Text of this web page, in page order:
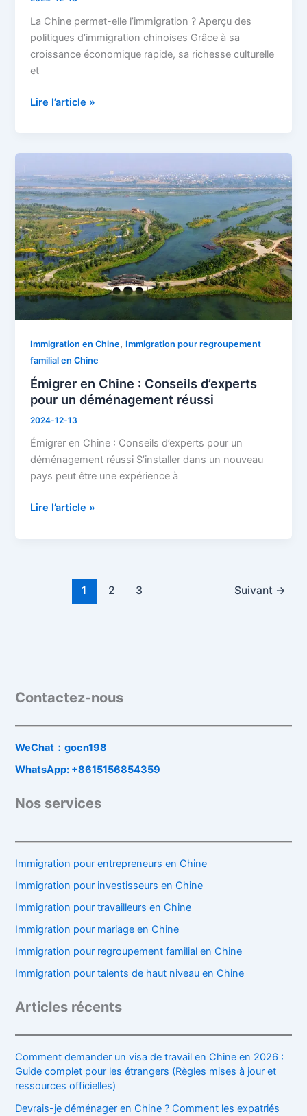
La Chine permet-elle l’immigration ? Aperçu des
politiques d’immigration chinoises Grâce à sa
croissance économique rapide, sa richesse culturelle
et
Lire l’article »
Immigration en Chine, Immigration pour regroupement
familial en Chine
Émigrer en Chine : Conseils d’experts
pour un déménagement réussi
2024-12-13
Émigrer en Chine : Conseils d’experts pour un
déménagement réussi S’installer dans un nouveau
pays peut être une expérience à
en
Chine
:
Conseils
d’experts
pour
un
déménagement
Lire l’article »
1 2 3 Suivant →
Contactez-nous
WeChat：gocn198
WhatsApp: +8615156854359
Nos services
Immigration pour entrepreneurs en Chine
Immigration pour investisseurs en Chine
Immigration pour travailleurs en Chine
Immigration pour mariage en Chine
Immigration pour regroupement familial en Chine
Immigration pour talents de haut niveau en Chine
Articles récents
Comment demander un visa de travail en Chine en 2026 :
Guide complet pour les étrangers (Règles mises à jour et
ressources officielles)
Devrais-je déménager en Chine ? Comment les expatriés